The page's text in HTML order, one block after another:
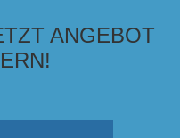
ANGEBOT